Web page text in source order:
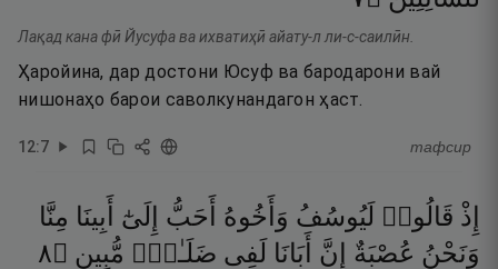
Лақад кана фӣ Йусуфа ва ихватиҳӣ айату-л ли-с-саилӣн.
Ҳаройина, дар достони Юсуф ва бародарони вай
нишонаҳо барои саволкунандагон ҳаст.
12:7 тафсир
إِذْ قَالُوا۟ لَيُوسُفُ وَأَخُوهُ أَحَبُّ إِلَىٰٓ أَبِينَا مِنَّا
وَنَحْنُ عُصْبَةٌ إِنَّ أَبَانَا لَفِى ضَلَـٰلٍۢ مُّبِينٍ ۝٨